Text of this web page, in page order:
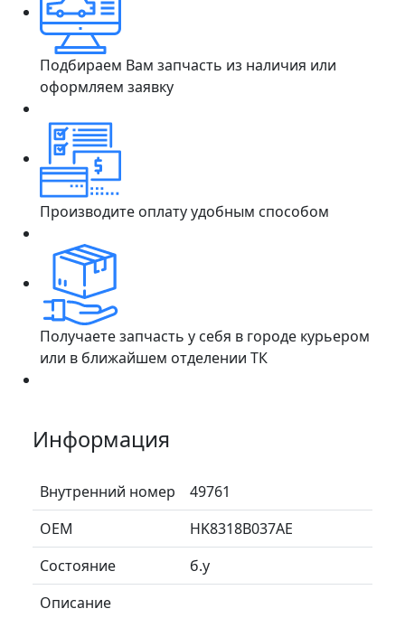
Подбираем Вам запчасть из наличия или
оформляем заявку
Производите оплату удобным способом
Получаете запчасть у себя в городе курьером
или в ближайшем отделении ТК
Информация
Внутренний номер
49761
ОЕМ
HK8318B037AE
Состояние
б.у
Описание